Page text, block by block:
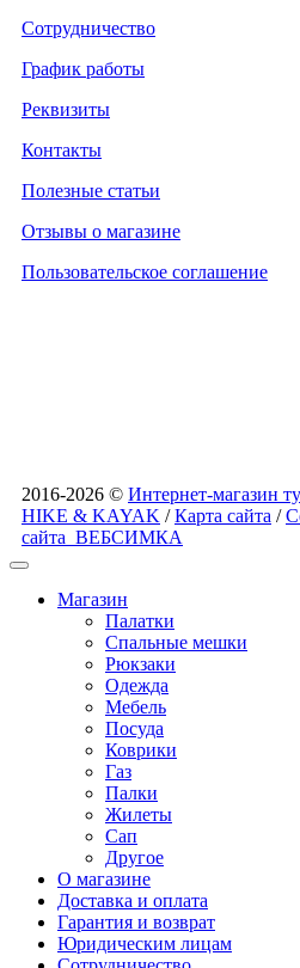
Сотрудничество
График работы
Реквизиты
Контакты
Полезные статьи
Отзывы о магазине
Пользовательское соглашение
2016-2026 © Интернет-магазин
HIKE & KAYAK /Карта сайта /
сайта ВЕБСИМКА
Магазин
Палатки
Спальные мешки
Рюкзаки
Одежда
Мебель
Посуда
Коврики
Газ
Палки
Жилеты
Сап
Другое
О магазине
Доставка и оплата
Гарантия и возврат
Юридическим лицам